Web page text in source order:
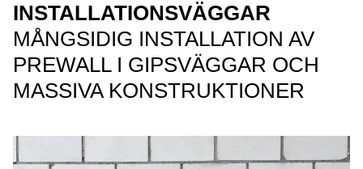
INSTALLATIONSVÄGGAR
MÅNGSIDIG INSTALLATION AV
PREWALL I GIPSVÄGGAR OCH
MASSIVA KONSTRUKTIONER